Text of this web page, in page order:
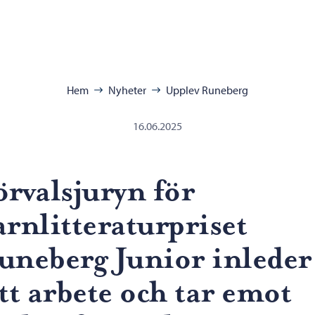
Hem Nyheter Upplev Runeberg
16.06.2025
för
Junior inleder
arbete och tar emot